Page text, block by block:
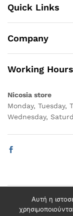
Quick Links
Company
Working Hours
Nicosia store
Monday, Tuesday,
Wednesday,
© 2021 Zorpas
Αυτή η